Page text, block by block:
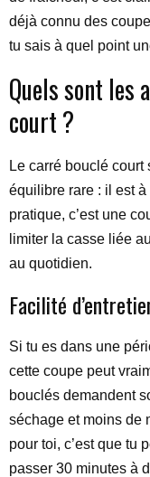
déjà connu des
tu sais à quel point
Quels sont les
court ?
Le carré bouclé court
équilibre rare : il est à
pratique, c’est une
limiter la casse liée
au quotidien.
Facilité
Si tu es dans une
cette coupe peut
bouclés demandent
séchage et moins de
pour toi, c’est que tu
passer 30 minutes à